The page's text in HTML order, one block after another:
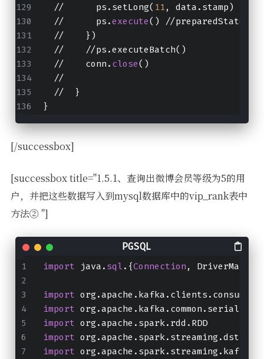
  //      ps.setLong(
11, data.stamp)
  //      ps.
execute() //
  //    })
  //    //ps.executeBatch()
  //    conn.
close()
  //
  //  }
}
[/successbox]
[successbox title="1.5.1、查询出微博会员等级为5的用
户，并把这些数据写入到mysql数据库中的vip_rank表中
方法② "]
import java. sql .{Connection ,
import
import
import org.apache.spark.rdd.RDD
import
import